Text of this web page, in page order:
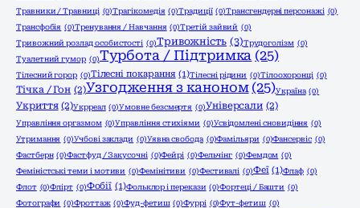
Травники / Травниці (0)Трагікомедія (0)Традиції (0)Трансгендерні персонажі (0)
Трансфобія (0)Тренування / Навчання (0)Третій зайвий (0)
Тривожний розлад особистості (0)Тривожність (3)Трудоголізм (0)
Туалетний гумор (0)Турбота / Підтримка (25)
Тілесний горор (0)Тілесні покарання (1)Тілесні рідини (0)Тілоохоронці (0)
Тічка / Гон (2)Узгодження з каноном (25)Україна (0)
Укриття (2)Укрреал (0)Умовне безсмертя (0)Універсали (2)
Управління оргазмом (0)Управління стихіями (0)Усвідомлені сновидіння (0)
Утримання (0)Учбові заклади (0)Уявна свобода (0)Фамільяри (0)Фансервіс (0)
Фастберн (0)Фастфуд / Закусочні (0)Фейрі (0)Фельчінг (0)Фемдом (0)
Феміністські теми і мотиви (0)Фемінітиви (0)Фестивалі (0)Феї (1)Флаф (0)
Флот (0)Флірт (0)Фобії (1)Фольклор і перекази (0)Фортеці / Башти (0)
Фотографи (0)Фроттаж (0)Фуд-фетиш (0)Фуррі (0)Фут-фетиш (0)